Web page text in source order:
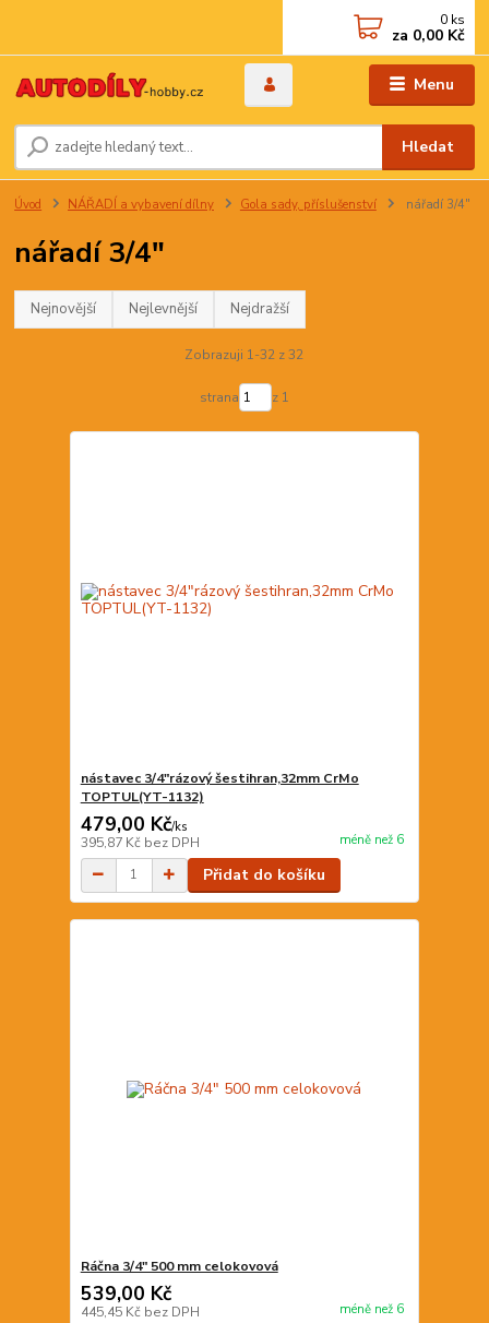
Menu
Hledat
0 ks
za 0,00 Kč
Úvod NÁŘADÍ a vybavení dílny Gola sady, příslušenství nářadí 3/4"
nářadí 3/4"
Nejnovější Nejlevnější Nejdražší
Zobrazuji 1-32 z 32
strana z 1
nástavec 3/4"rázový šestihran,32mm CrMo
TOPTUL(YT-1132)
479,00 Kč/ks
395,87 Kč bez DPH méně než 6
Přidat do košíku
Ráčna 3/4" 500 mm celokovová
539,00 Kč
445,45 Kč bez DPH méně než 6